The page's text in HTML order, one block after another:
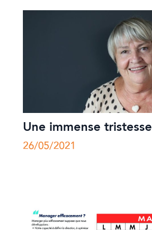
Une immense tristesse
26/05/2021